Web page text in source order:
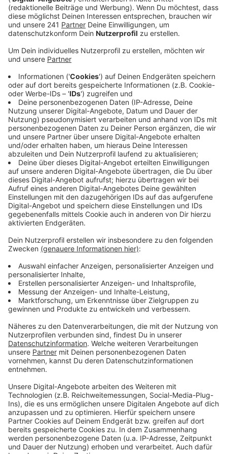
Veröffentlicht:Montag, 01.06.2026 06:14
Über eine Webcam können Interessierte rund um die
Uhr das Leben der Leverkusener Nager verfolgen. Der
Live-Stream wurde im vergangenen Jahr über 313.000
Mal geklickt – und zwar von Menschen aus über 60
verschiedenen Ländern. Besonders viele Zuschauer
gibt es laut Nabu immer, wenn die Siebenschläfer
Junge zur Welt kommen. Im vergangenen Jahr war es
im August soweit – damals wurden insgesamt
dreizehn bohnengroße Jungtiere geboren.Hiergeht es
zur Siebenschläfer-Cam!
Anzeige
Mehr Nachrichten aus Leverkusen:
Trinkwasser-Versorgung in Leverkusen stabil
Saisoneröffnung Bayer 04 Leverkusen steht fest
Anzeige
Anzeige